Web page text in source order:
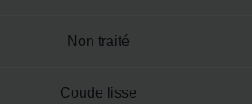
Non traité
Coude lisse